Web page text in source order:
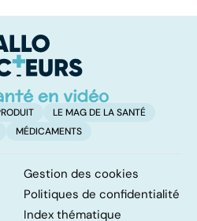
amygdales : que
d'angine ?
LE MAG DE LA SANTÉ
MÉDICAMENTS
Gestion des cookies
Politiques de confidentialité
Index thématique